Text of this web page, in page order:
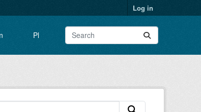
Log in
Pl